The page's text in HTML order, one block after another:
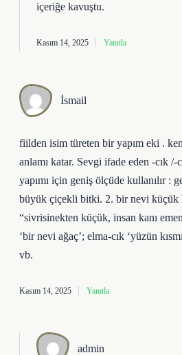
içeriğe kavuştu.
Kasım 14, 2025 Yanıtla
İsmail
fiilden isim türeten bir yapım eki .
anlamı katar. Sevgi ifade eden -cık
yapımı için geniş ölçüde kullanılır :
büyük çiçekli bitki. 2. bir nevi küçük
“sivrisinekten küçük, insan kanı
‘bir nevi ağaç’; elma-cık ‘yüzün
vb.
Kasım 14, 2025 Yanıtla
admin